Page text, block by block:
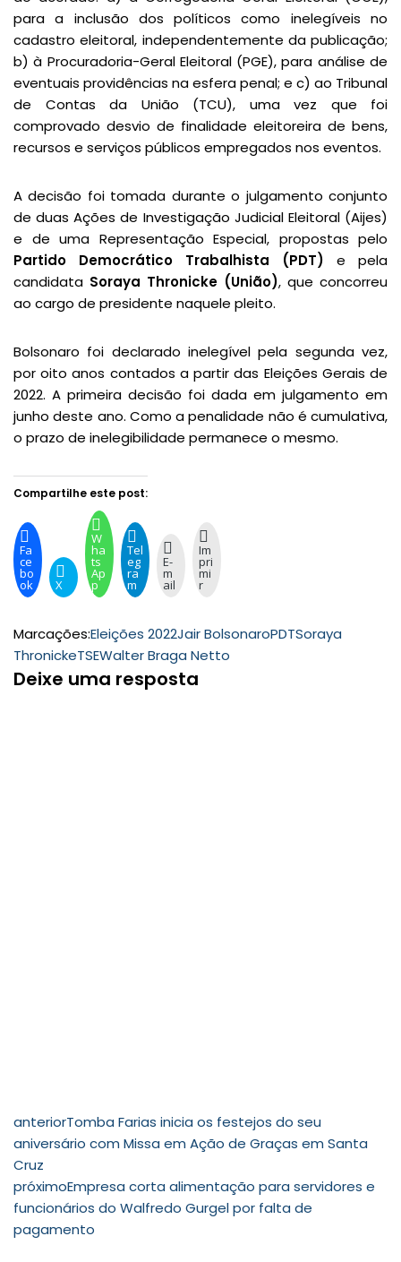
para a inclusão dos políticos como inelegíveis no
cadastro eleitoral, independentemente da publicação;
b) à Procuradoria-Geral Eleitoral (PGE), para análise de
eventuais providências na esfera penal; e c) ao Tribunal
de Contas da União (TCU), uma vez que foi
comprovado desvio de finalidade eleitoreira de bens,
recursos e serviços públicos empregados nos eventos.
A decisão foi tomada durante o julgamento conjunto
de duas Ações de Investigação Judicial Eleitoral (Aijes)
e de uma Representação Especial, propostas pelo
Partido Democrático Trabalhista (PDT) e pela
candidata Soraya Thronicke (União), que concorreu
ao cargo de presidente naquele pleito.
Bolsonaro foi declarado inelegível pela segunda vez,
por oito anos contados a partir das Eleições Gerais de
2022. A primeira decisão foi dada em julgamento em
junho deste ano. Como a penalidade não é cumulativa,
o prazo de inelegibilidade permanece o mesmo.
Compartilhe este post:
Fa
ce
bo
ok X
W
ha
ts
Ap
p
Tel
eg
ra
m
E-
m
ail
Im
pri
mi
r
Marcações:Eleições 2022Jair BolsonaroPDTSoraya
ThronickeTSEWalter Braga Netto
Deixe uma resposta
anteriorTomba Farias inicia os festejos do seu
aniversário com Missa em Ação de Graças em Santa
Cruz
próximoEmpresa corta alimentação para servidores e
funcionários do Walfredo Gurgel por falta de
pagamento